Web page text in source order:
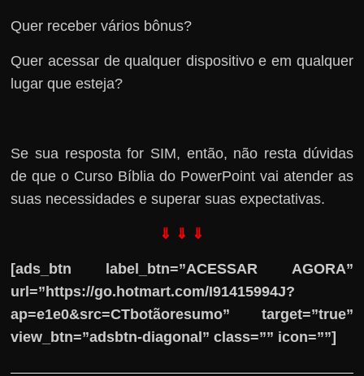
Quer receber vários bônus?
Quer acessar de qualquer dispositivo e em qualquer
lugar que esteja?
Se sua resposta for SIM, então, não resta dúvidas
de que o Curso Bíblia do PowerPoint vai atender as
suas necessidades e superar suas expectativas.
⇓ ⇓ ⇓
[ads_btn label_btn=”ACESSAR AGORA”
url=”https://go.hotmart.com/I91415994J?
ap=e1e0&src=CTbotãoresumo” target=”true”
view_btn=”adsbtn-diagonal” class=”” icon=””]